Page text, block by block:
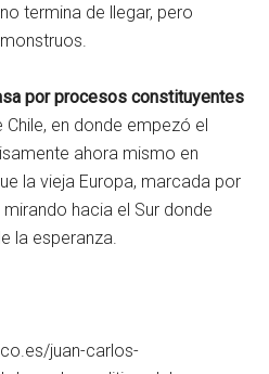
termina de llegar, pero
por procesos constituyentes
en donde empezó el
ahora mismo en
la vieja Europa, marcada por
hacia el Sur donde
la esperanza.
juan-carlos-